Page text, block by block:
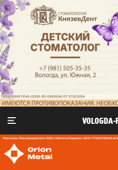
VOLOGDA-